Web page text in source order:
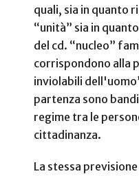
quali, sia in quanto
“unità” sia in
del cd. “nucleo”
corrispondono alla
inviolabili
partenza sono
regime tra le
cittadinanza.
La stessa